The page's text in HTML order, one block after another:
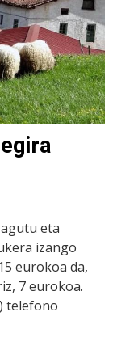
eta
izango
eurokoa da,
7 eurokoa.
telefono